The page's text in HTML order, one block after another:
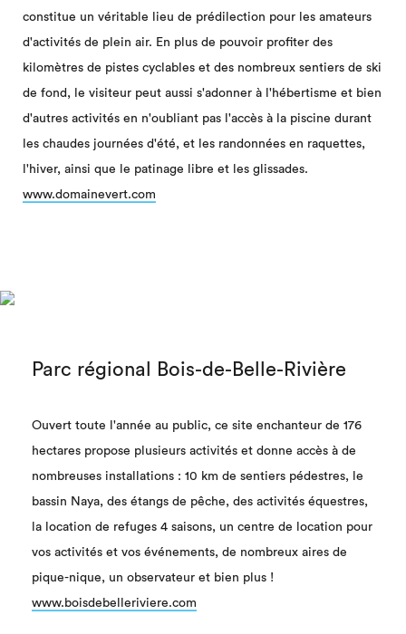
constitue un véritable lieu de prédilection pour les amateurs
d'activités de plein air. En plus de pouvoir profiter des
kilomètres de pistes cyclables et des nombreux sentiers de ski
de fond, le visiteur peut aussi s'adonner à l'hébertisme et bien
d'autres activités en n'oubliant pas l'accès à la piscine durant
les chaudes journées d'été, et les randonnées en raquettes,
l'hiver, ainsi que le patinage libre et les glissades.
www.domainevert.com
Parc régional Bois-de-Belle-Rivière
Ouvert toute l'année au public, ce site enchanteur de 176
hectares propose plusieurs activités et donne accès à de
nombreuses installations : 10 km de sentiers pédestres, le
bassin Naya, des étangs de pêche, des activités équestres,
la location de refuges 4 saisons, un centre de location pour
vos activités et vos événements, de nombreux aires de
pique-nique, un observateur et bien plus !
www.boisdebelleriviere.com